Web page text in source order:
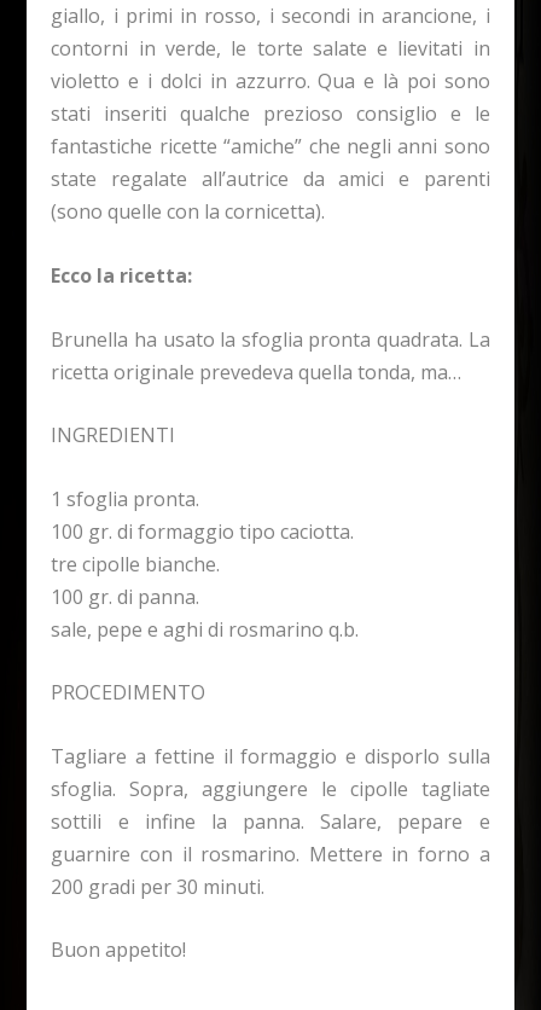
giallo, i primi in rosso, i secondi in arancione, i
contorni in verde, le torte salate e lievitati in
violetto e i dolci in azzurro. Qua e là poi sono
stati inseriti qualche prezioso consiglio e le
fantastiche ricette “amiche” che negli anni sono
state regalate all’autrice da amici e parenti
(sono quelle con la cornicetta).
Ecco la ricetta:
Brunella ha usato la sfoglia pronta quadrata. La
ricetta originale prevedeva quella tonda, ma…
INGREDIENTI
1 sfoglia pronta.
100 gr. di formaggio tipo caciotta.
tre cipolle bianche.
100 gr. di panna.
sale, pepe e aghi di rosmarino q.b.
PROCEDIMENTO
Tagliare a fettine il formaggio e disporlo sulla
sfoglia. Sopra, aggiungere le cipolle tagliate
sottili e infine la panna. Salare, pepare e
guarnire con il rosmarino. Mettere in forno a
200 gradi per 30 minuti.
Buon appetito!